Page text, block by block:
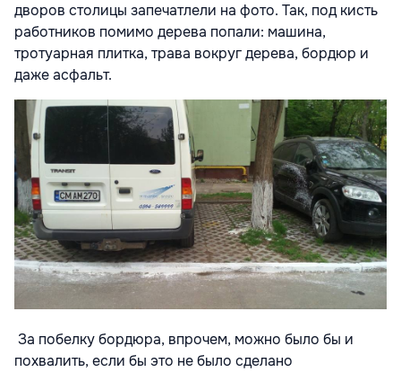
дворов столицы запечатлели на фото. Так, под кисть
работников помимо дерева попали: машина,
тротуарная плитка, трава вокруг дерева, бордюр и
даже асфальт.
За побелку бордюра, впрочем, можно было бы и
похвалить, если бы это не было сделано